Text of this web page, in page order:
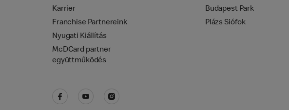
Karrier
Franchise Partnereink
Nyugati Kiállítás
McDCard partner
együttműködés
Budapest Park
Plázs Siófok